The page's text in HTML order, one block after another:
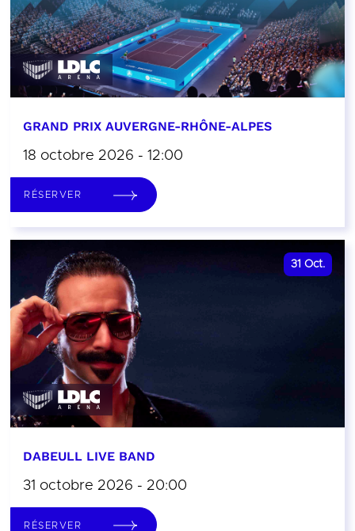
GRAND PRIX AUVERGNE-RHÔNE-ALPES
18 octobre 2026 - 12:00
RÉSERVER
31 Oct.
DABEULL LIVE BAND
31 octobre 2026 - 20:00
RÉSERVER